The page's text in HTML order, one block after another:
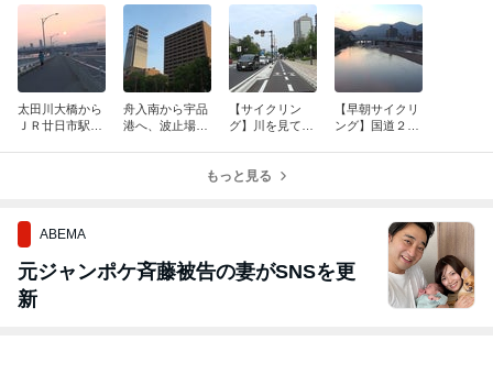
太田川大橋から
ＪＲ廿日市駅
舟入南から宇品
港へ、波止場公
【サイクリン
グ】川を見てか
車道往復 o
【早朝サイクリ
ング】国道２
もっと見る
ABEMA
元ジャンポケ斉藤被告の妻がSNSを更
新